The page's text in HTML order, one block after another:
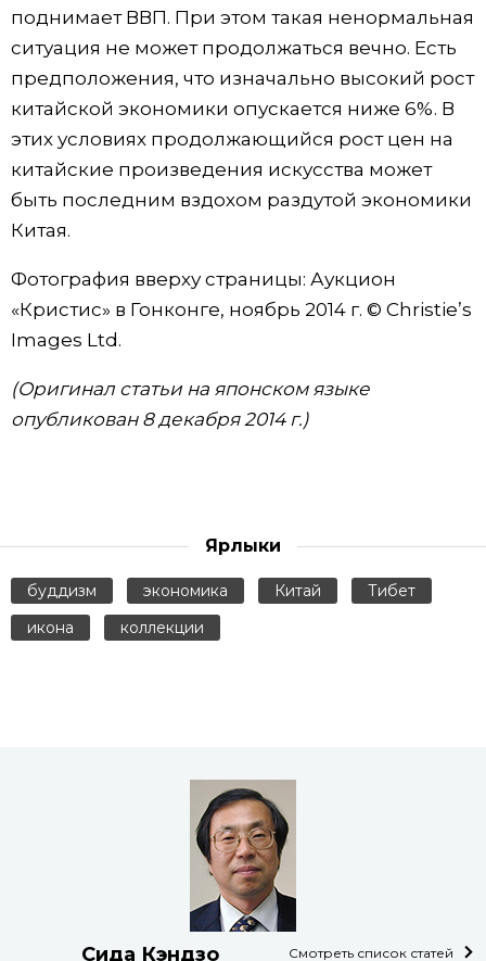
поднимает ВВП. При этом такая ненормальная
ситуация не может продолжаться вечно. Есть
предположения, что изначально высокий рост
китайской экономики опускается ниже 6%. В
этих условиях продолжающийся рост цен на
китайские произведения искусства может
быть последним вздохом раздутой экономики
Китая.
Фотография вверху страницы: Аукцион
«Кристис» в Гонконге, ноябрь 2014 г. © Christie’s
Images Ltd.
(Оригинал статьи на японском языке
опубликован 8 декабря 2014 г.)
Ярлыки
буддизм экономика Китай
Тибет
икона
коллекции
Сида Кэндзо Смотреть список статей